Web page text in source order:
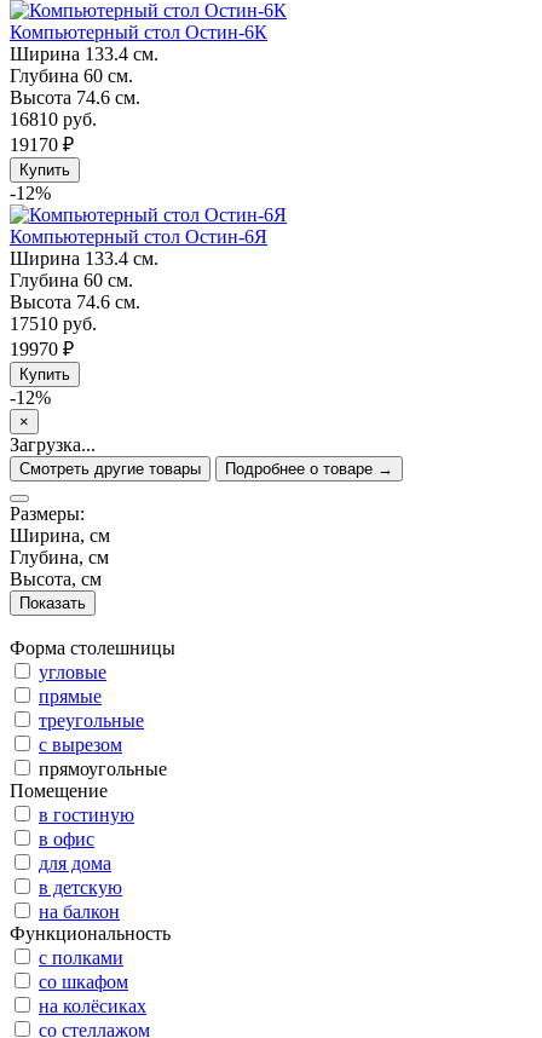
Компьютерный стол Остин-6К
Ширина 133.4 см.
Глубина 60 см.
Высота 74.6 см.
16810 руб.
19170 ₽
Купить
-12%
Компьютерный стол Остин-6Я
Ширина 133.4 см.
Глубина 60 см.
Высота 74.6 см.
17510 руб.
19970 ₽
Купить
-12%
×
Загрузка...
Смотреть другие товары Подробнее о товаре →
Размеры:
Ширина, см
Глубина, см
Высота, см
Форма столешницы
угловые
прямые
треугольные
с вырезом
прямоугольные
Помещение
в гостиную
в офис
для дома
в детскую
на балкон
Функциональность
с полками
со шкафом
на колёсиках
со стеллажом